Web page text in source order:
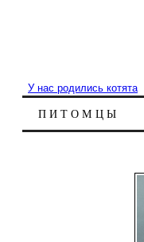
У нас родились котята
ПИТОМЦЫ